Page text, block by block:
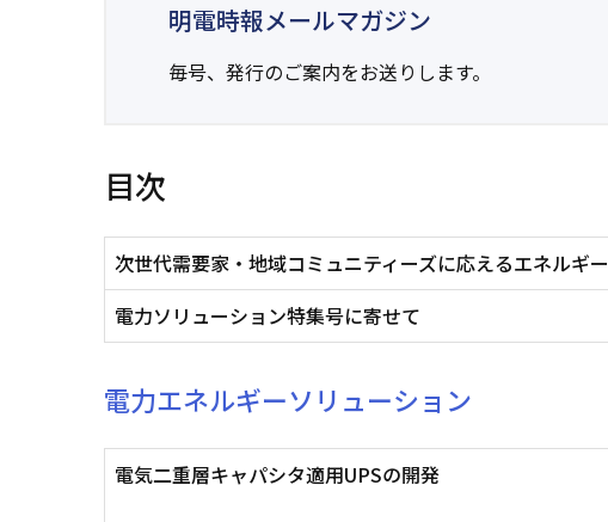
明電時報メールマガジン
毎号、発行のご案内をお送りします。
目次
次世代需要家・地域コミュニティーズに応えるエネルギー
電力ソリューション特集号に寄せて
電力エネルギーソリューション
電気二重層キャパシタ適用UPSの開発